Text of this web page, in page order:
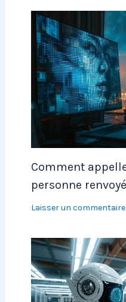
Comment
personne
Laisser un commentaire